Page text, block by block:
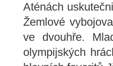
Aténách
Žemlové
ve dvouhře.
olympijských